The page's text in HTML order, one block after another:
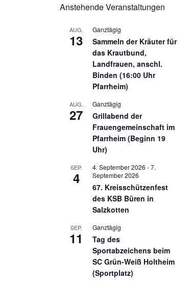
Anstehende Veranstaltungen
AUG.
13
Ganztägig
Sammeln der Kräuter für
das Krautbund,
Landfrauen, anschl.
Binden (16:00 Uhr
Pfarrheim)
AUG.
27
Ganztägig
Grillabend der
Frauengemeinschaft im
Pfarrheim (Beginn 19
Uhr)
SEP.
4
4. September 2026 -7.
September 2026
67. Kreisschützenfest
des KSB Büren in
Salzkotten
SEP.
11
Ganztägig
Tag des
Sportabzeichens beim
SC Grün-Weiß Holtheim
(Sportplatz)